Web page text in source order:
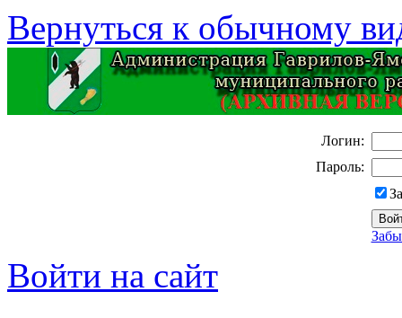
Вернуться к обычному
Логин:
Пароль:
Войти на сайт